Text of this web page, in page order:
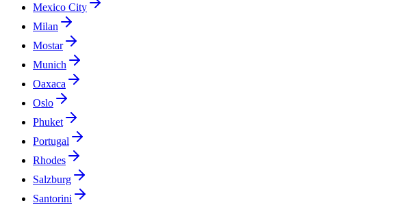
Mexico City
Milan
Mostar
Munich
Oaxaca
Oslo
Phuket
Portugal
Rhodes
Salzburg
Santorini